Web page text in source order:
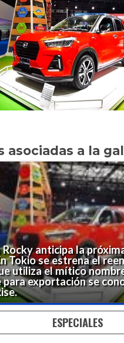
asociadas a la
anticipa la
Tokio se estrena el
utiliza el mítico
para exportación se
ESPECIALES